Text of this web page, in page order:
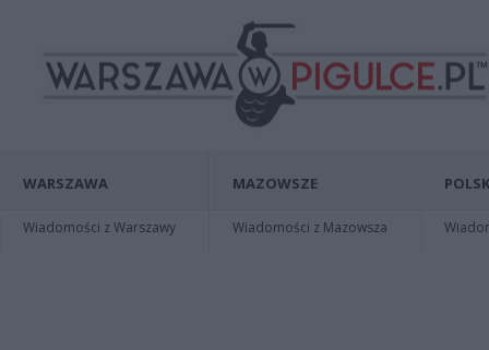
WARSZAWA
Wiadomości z Warszawy
MAZOWSZE
Wiadomości z Mazowsza